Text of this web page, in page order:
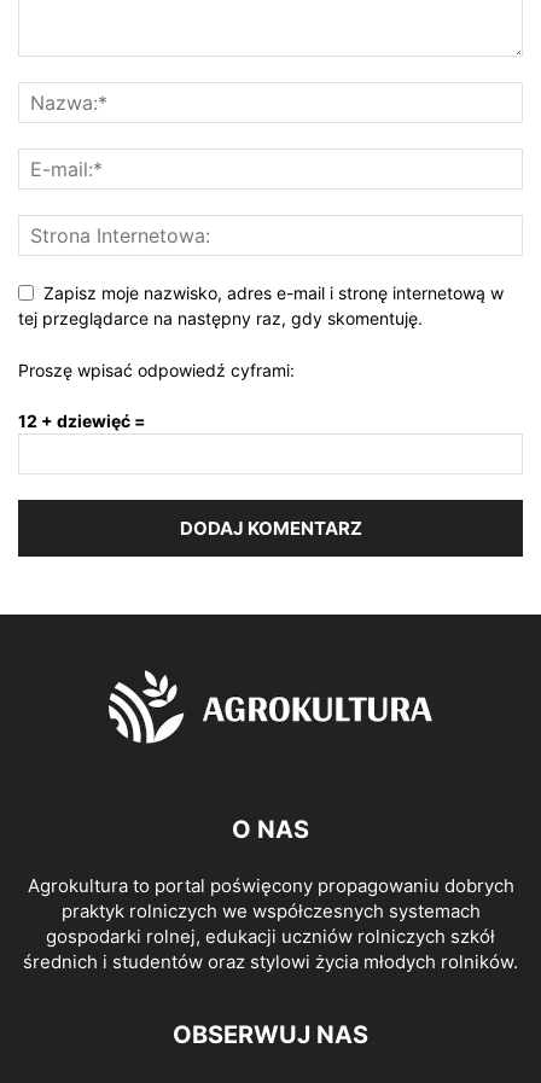
Zapisz moje nazwisko, adres e-mail i stronę internetową w
tej przeglądarce na następny raz, gdy skomentuję.
Proszę wpisać odpowiedź cyframi:
12 + dziewięć =
O NAS
Agrokultura to portal poświęcony propagowaniu dobrych
praktyk rolniczych we współczesnych systemach
gospodarki rolnej, edukacji uczniów rolniczych szkół
średnich i studentów oraz stylowi życia młodych rolników.
OBSERWUJ NAS